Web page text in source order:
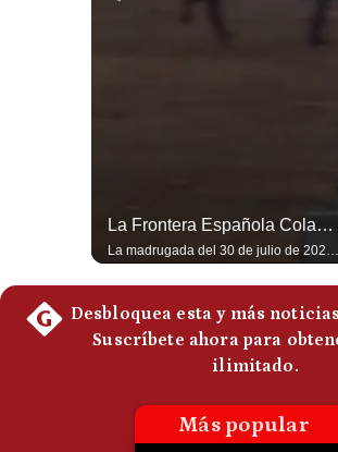
La Frontera Española Colapsa ¿Qué Está Pasando En Ceuta? | Gestión Mundo